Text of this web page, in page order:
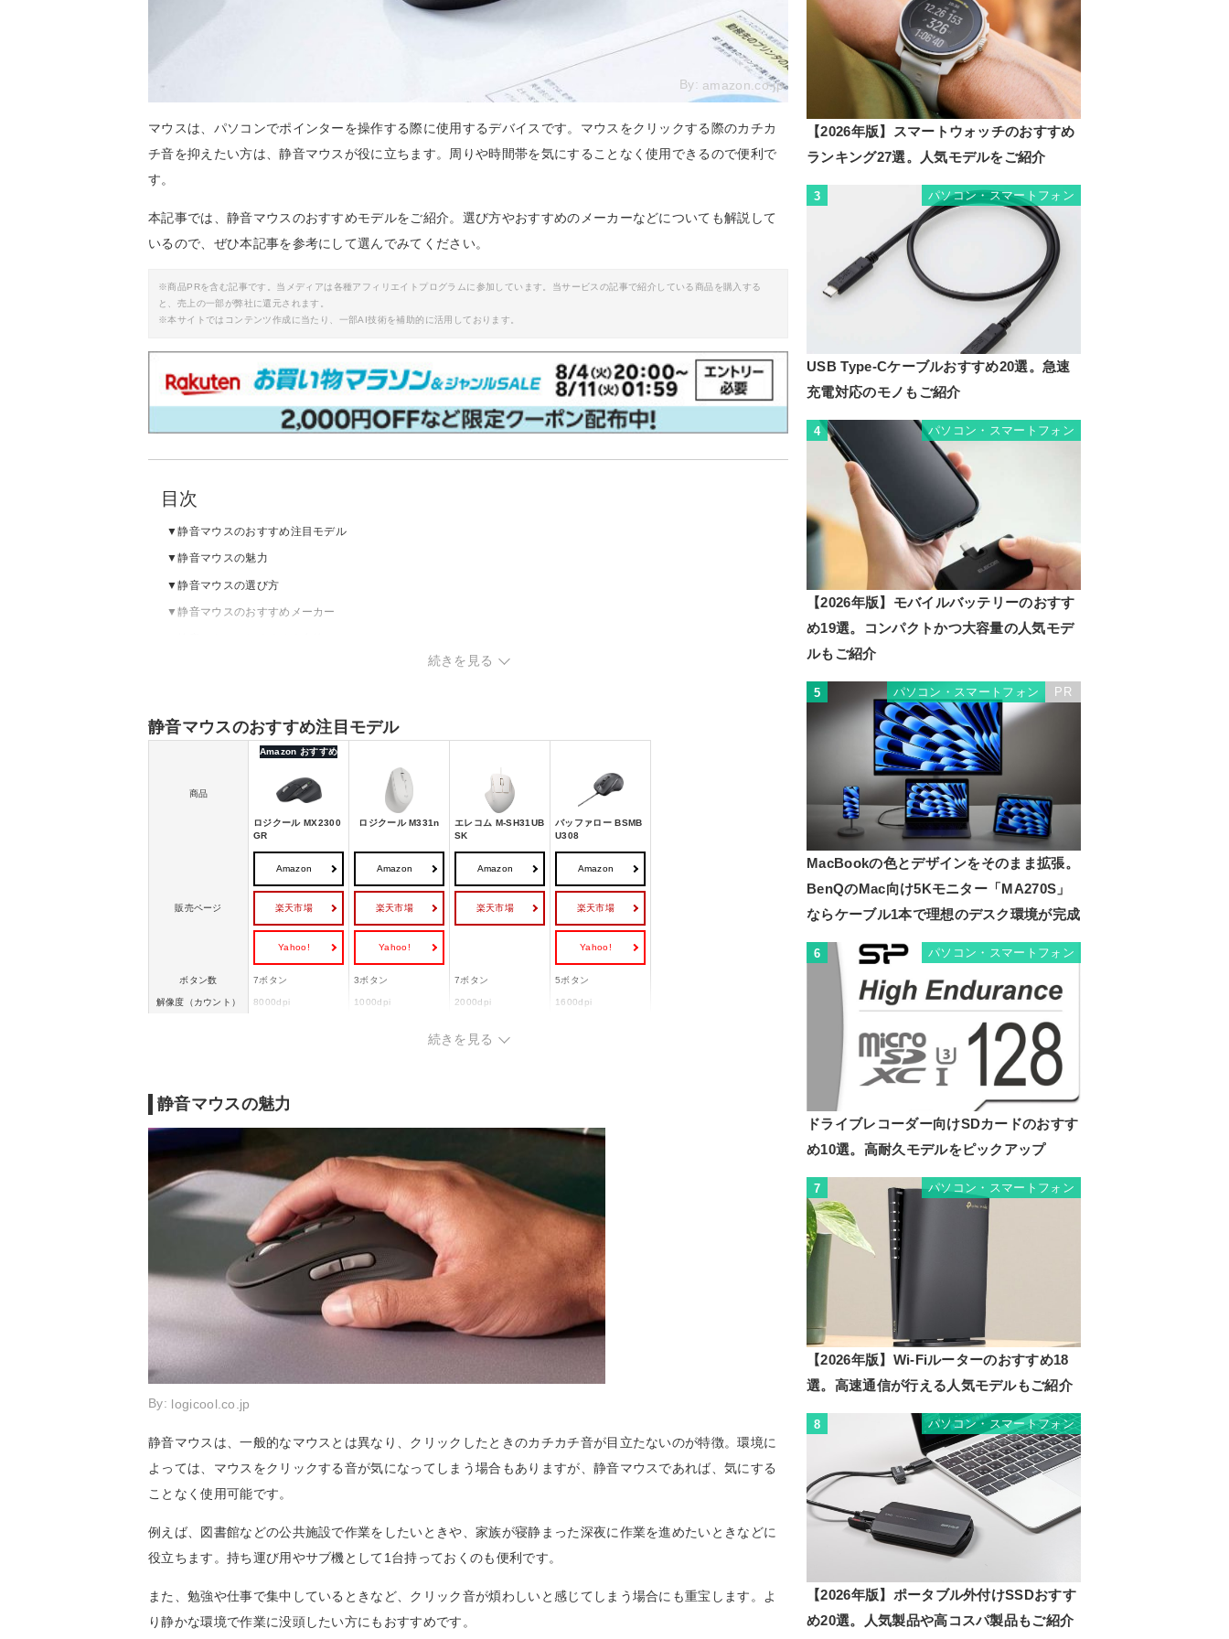
By: amazon.co.jp
マウスは、パソコンでポインターを操作する際に使用するデバイスです。マウスをクリックする際のカチカ
チ音を抑えたい方は、静音マウスが役に立ちます。周りや時間帯を気にすることなく使用できるので便利で
す。
本記事では、静音マウスのおすすめモデルをご紹介。選び方やおすすめのメーカーなどについても解説して
いるので、ぜひ本記事を参考にして選んでみてください。
※商品PRを含む記事です。当メディアは各種アフィリエイトプログラムに参加しています。当サービスの記事で紹介している商品を購入する
と、売上の一部が弊社に還元されます。
※本サイトではコンテンツ作成に当たり、一部AI技術を補助的に活用しております。
目次
静音マウスのおすすめ注目モデル
静音マウスの魅力
静音マウスの選び方
静音マウスのおすすめメーカー
静音マウスの売れ筋ランキングをチェック
続きを見る
静音マウスのおすすめ注目モデル
商品
Amazon おすすめ
ロジクール MX2300
GR
ロジクール M331n
エレコム M-SH31UB
SK
バッファロー BSMB
U308
販売ページ
Amazon
楽天市場
Yahoo!
Amazon
楽天市場
Yahoo!
Amazon
楽天市場
Amazon
楽天市場
Yahoo!
ボタン数 7ボタン 3ボタン 7ボタン 5ボタン
解像度（カウント） 8000dpi 1000dpi 2000dpi 1600dpi
1.5m
重さ 141g
使用電池 単三形乾電池x1 ー ー
続きを見る
静音マウスの魅力
By: logicool.co.jp
静音マウスは、一般的なマウスとは異なり、クリックしたときのカチカチ音が目立たないのが特徴。環境に
よっては、マウスをクリックする音が気になってしまう場合もありますが、静音マウスであれば、気にする
ことなく使用可能です。
例えば、図書館などの公共施設で作業をしたいときや、家族が寝静まった深夜に作業を進めたいときなどに
役立ちます。持ち運び用やサブ機として1台持っておくのも便利です。
また、勉強や仕事で集中しているときなど、クリック音が煩わしいと感じてしまう場合にも重宝します。よ
り静かな環境で作業に没頭したい方にもおすすめです。
【2026年版】スマートウォッチのおすすめ
ランキング27選。人気モデルをご紹介
3 パソコン・スマートフォン
USB Type-Cケーブルおすすめ20選。急速
充電対応のモノもご紹介
4 パソコン・スマートフォン
【2026年版】モバイルバッテリーのおすす
め19選。コンパクトかつ大容量の人気モデ
ルもご紹介
5 パソコン・スマートフォン PR
MacBookの色とデザインをそのまま拡張。
BenQのMac向け5Kモニター「MA270S」
ならケーブル1本で理想のデスク環境が完成
6 パソコン・スマートフォン
ドライブレコーダー向けSDカードのおすす
め10選。高耐久モデルをピックアップ
7 パソコン・スマートフォン
【2026年版】Wi-Fiルーターのおすすめ18
選。高速通信が行える人気モデルもご紹介
8 パソコン・スマートフォン
【2026年版】ポータブル外付けSSDおすす
め20選。人気製品や高コスパ製品もご紹介